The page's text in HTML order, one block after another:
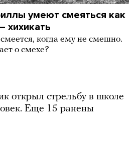
умеют смеяться как
хихикать
когда ему не смешно.
о смехе?
открыл стрельбу в школе
Еще 15 ранены